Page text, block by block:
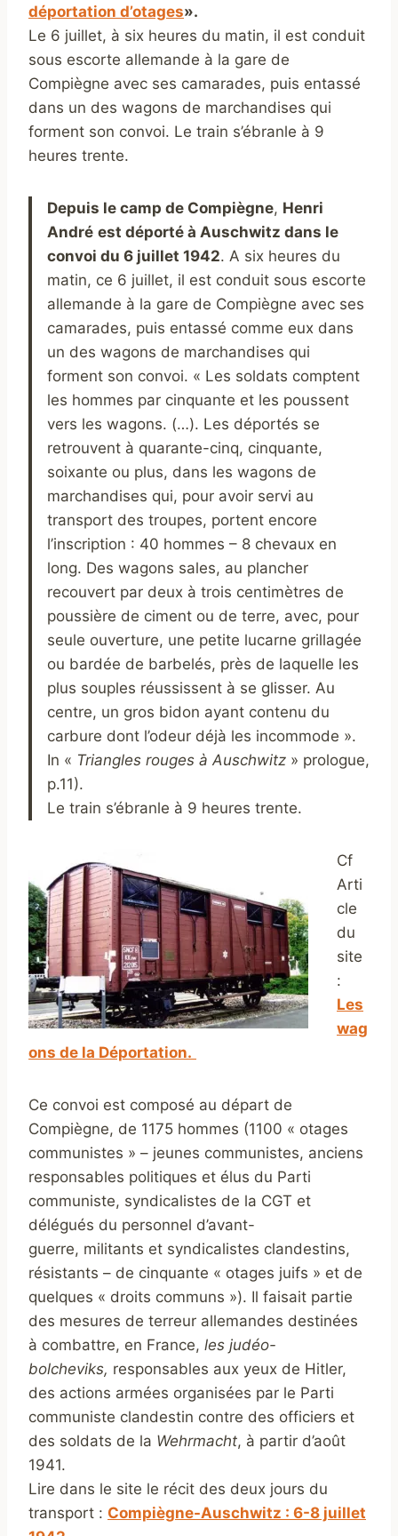
déportation d’otages».
Le 6 juillet, à six heures du matin, il est conduit
sous escorte allemande à la gare de
Compiègne avec ses camarades, puis entassé
dans un des wagons de marchandises qui
forment son convoi. Le train s’ébranle à 9
heures trente.
Depuis le camp de Compiègne, Henri
André est déporté à Auschwitz dans le
convoi du 6 juillet 1942. A six heures du
matin, ce 6 juillet, il est conduit sous escorte
allemande à la gare de Compiègne avec ses
camarades, puis entassé comme eux dans
un des wagons de marchandises qui
forment son convoi. « Les soldats comptent
les hommes par cinquante et les poussent
vers les wagons. (…). Les déportés se
retrouvent à quarante-cinq, cinquante,
soixante ou plus, dans les wagons de
marchandises qui, pour avoir servi au
transport des troupes, portent encore
l’inscription : 40 hommes – 8 chevaux en
long. Des wagons sales, au plancher
recouvert par deux à trois centimètres de
poussière de ciment ou de terre, avec, pour
seule ouverture, une petite lucarne grillagée
ou bardée de barbelés, près de laquelle les
plus souples réussissent à se glisser. Au
centre, un gros bidon ayant contenu du
carbure dont l’odeur déjà les incommode ».
In « Triangles rouges à Auschwitz » prologue,
p.11).
Le train s’ébranle à 9 heures trente.
Cf
Arti
cle
du
site
:
Les
wag
ons de la Déportation.
Ce convoi est composé au départ de
Compiègne, de 1175 hommes (1100 « otages
communistes » – jeunes communistes, anciens
responsables politiques et élus du Parti
communiste, syndicalistes de la CGT et
délégués du personnel d’avant-
guerre, militants et syndicalistes clandestins,
résistants – de cinquante « otages juifs » et de
quelques « droits communs »). Il faisait partie
des mesures de terreur allemandes destinées
à combattre, en France, les judéo-
bolcheviks, responsables aux yeux de Hitler,
des actions armées organisées par le Parti
communiste clandestin contre des officiers et
des soldats de la Wehrmacht, à partir d’août
1941.
Lire dans le site le récit des deux jours du
transport : Compiègne-Auschwitz : 6-8 juillet